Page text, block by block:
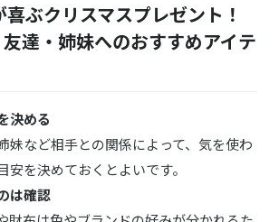
ぶクリスマスプレゼント！
達・姉妹へのおすすめアイテ
決める
妹など相手との関係によって、気を使わ
安を決めておくとよいです。
は確認